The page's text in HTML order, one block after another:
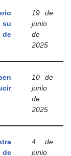
su
19 de
junio
de
2025
10 de
junio
de
2025
de
4 de
junio